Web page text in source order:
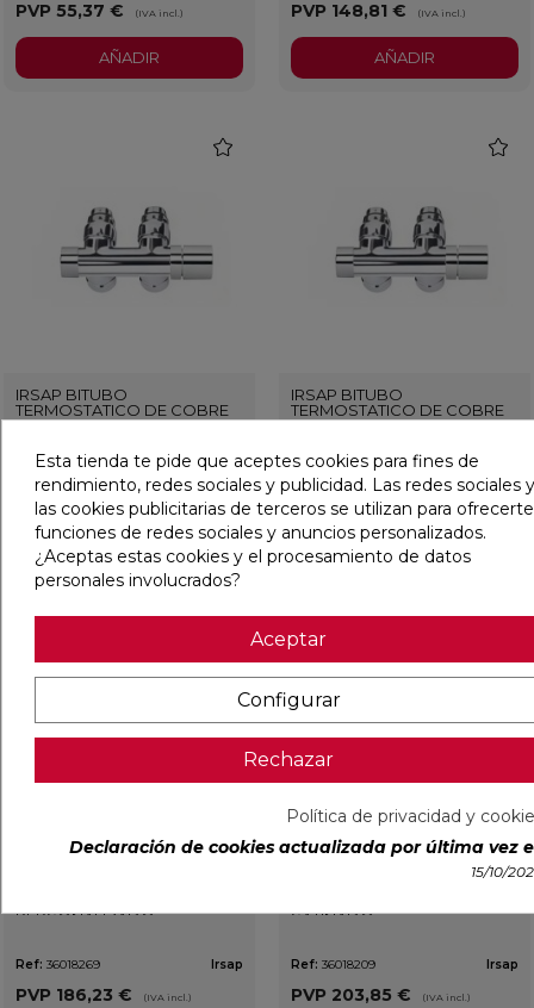
PVP 55,37 € (IVA incl.)
AÑADIR
PVP 148,81 € (IVA incl.)
AÑADIR
IRSAP BITUBO
TERMOSTATICO DE COBRE
CON TOMA 50MM
Ref: 36018234 Irsap
PVP167,36 € (IVA incl.)
AÑADIR
IRSAP BITUBO
TERMOSTATICO DE COBRE
CON TOMA 50MM INOX
Ref: 36018235
PVP 220,21 € (IVA incl.)
AÑADIR
PERSONALIZADO
Ref: 36018269 Irsap
PVP 186,23 € (IVA incl.)
favorite
SATINADO
Ref: 36018209 Irsap
PVP 203,85 € (IVA incl.)
Esta tienda te pide que aceptes cookies para fines de
rendimiento, redes sociales y publicidad. Las redes sociales y
las cookies publicitarias de terceros se utilizan para ofrecerte
funciones de redes sociales y anuncios personalizados.
¿Aceptas estas cookies y el procesamiento de datos
personales involucrados?
Aceptar
Configurar
Rechazar
Política de privacidad y
Declaración de cookies actualizada por última vez
15/10/